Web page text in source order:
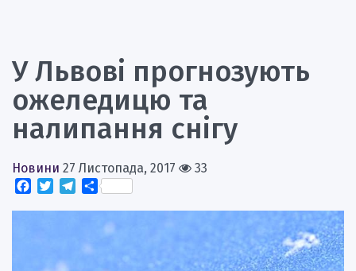
У Львові прогнозують
ожеледицю та
налипання снігу
Новини 27 Листопада, 2017
33
Facebook
TwitterTelegram
Поділитися